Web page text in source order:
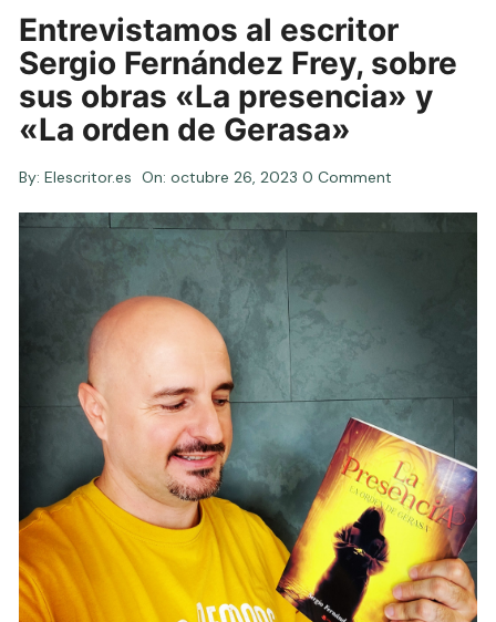
Entrevistamos al escritor
Sergio Fernández Frey, sobre
sus obras «La presencia» y
«La orden de Gerasa»
By: Elescritor.es On:octubre 26, 2023 0 Comment